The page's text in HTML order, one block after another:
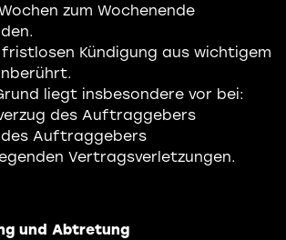
zum Wochenende
Kündigung aus wichtigem
liegt insbesondere vor bei:
des Auftraggebers
des Auftraggebers
Vertragsverletzungen.
und Abtretung